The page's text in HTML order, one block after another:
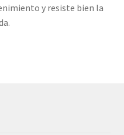
y resiste bien la